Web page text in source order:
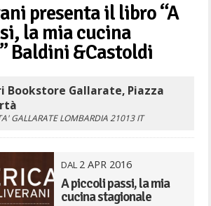
presenta il libro “A
la mia cucina
Baldini &Castoldi
Bookstore Gallarate, Piazza
GALLARATE LOMBARDIA 21013 IT
DAL2 APR 2016
A piccoli passi, la mia
cucina stagionale